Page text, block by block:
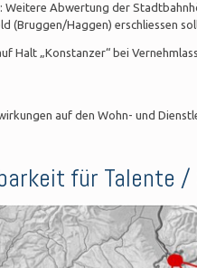
Weitere Abwertung der
(Bruggen/Haggen) erschliessen
Halt „Konstanzer“ bei
auf den Wohn- und
für Talente